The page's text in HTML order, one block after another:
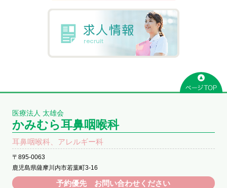
医療法人 太雄会
かみむら耳鼻咽喉科
耳鼻咽喉科、アレルギー科
〒895-0063
鹿児島県薩摩川内市若葉町3-16
予約優先 お問い合わせください